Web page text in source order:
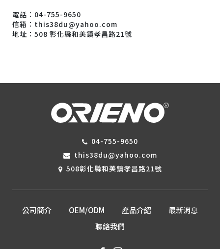
電話：04-755-9650
信箱：this38du@yahoo.com
地址：508 彰化縣和美鎮孝昌路21號
04-755-9650
this38du@yahoo.com
508彰化縣和美鎮孝昌路21號
公司簡介 OEM/ODM 產品介紹
最新消息
聯絡我們